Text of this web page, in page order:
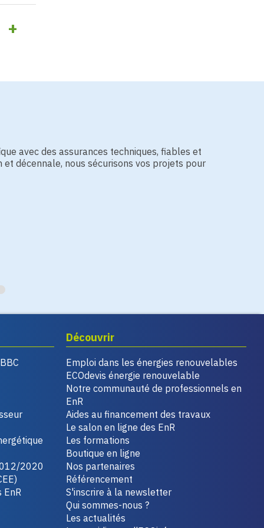
avec des assurances techniques, fiables et
décennale, nous sécurisons vos projets pour
2020
EnR
Découvrir
Emploi dans les énergies renouvelables
ECOdevis énergie renouvelable
Notre communauté de professionnels en
EnR
Aides au financement des travaux
Le salon en ligne des EnR
Les formations
Boutique en ligne
Nos partenaires
Référencement
S'inscrire à la newsletter
Qui sommes-nous ?
Les actualités